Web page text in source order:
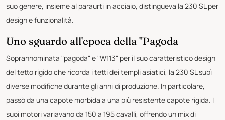
suo genere, insieme al paraurti in acciaio, distingueva la 230 SL per
design e funzionalità.
Uno sguardo all'epoca della "Pagoda
Soprannominata "pagoda" e "W113" per il suo caratteristico design
del tetto rigido che ricorda i tetti dei templi asiatici, la 230 SL subì
diverse modifiche durante gli anni di produzione. In particolare,
passò da una capote morbida a una più resistente capote rigida. I
suoi motori variavano da 150 a 195 cavalli, offrendo un mix di